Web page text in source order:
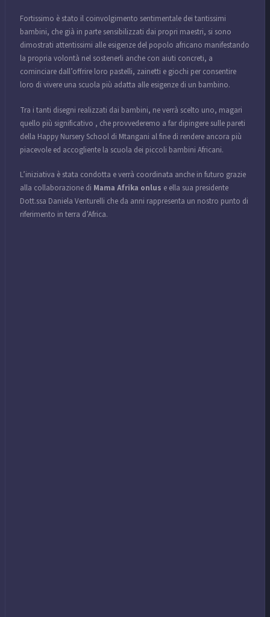
Fortissimo è stato il coinvolgimento sentimentale dei tantissimi
bambini, che già in parte sensibilizzati dai propri maestri, si sono
dimostrati attentissimi alle esigenze del popolo africano manifestando
la propria volontà nel sostenerli anche con aiuti concreti, a
cominciare dall’offrire loro pastelli, zainetti e giochi per consentire
loro di vivere una scuola più adatta alle esigenze di un bambino.
Tra i tanti disegni realizzati dai bambini, ne verrà scelto uno, magari
quello più significativo , che provvederemo a far dipingere sulle pareti
della Happy Nursery School di Mtangani al fine di rendere ancora più
piacevole ed accogliente la scuola dei piccoli bambini Africani.
L’iniziativa è stata condotta e verrà coordinata anche in futuro grazie
alla collaborazione di Mama Afrika onlus e ella sua presidente
Dott.ssa Daniela Venturelli che da anni rappresenta un nostro punto di
riferimento in terra d’Africa.